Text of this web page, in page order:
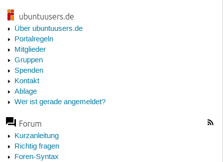
ubuntuusers.de
Über ubuntuusers.de
Portalregeln
Mitglieder
Gruppen
Spenden
Kontakt
Ablage
Wer ist gerade angemeldet?
Forum
Kurzanleitung
Richtig fragen
Foren-Syntax